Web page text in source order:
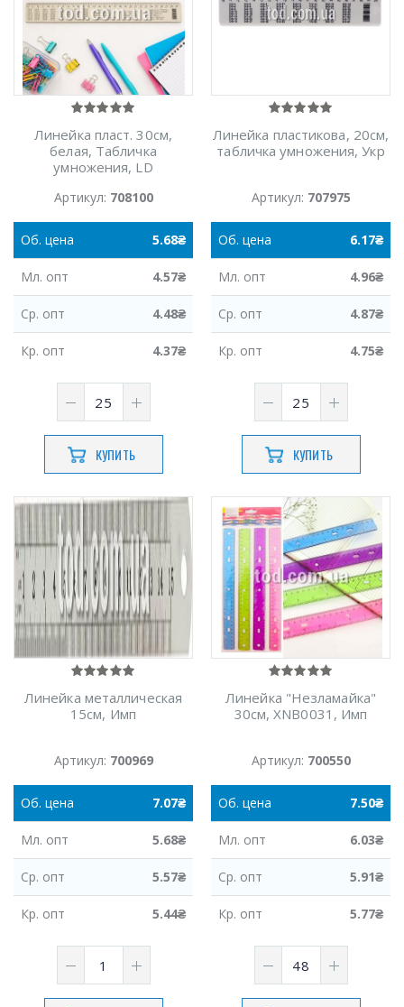
Линейка пласт. 30см,
белая, Табличка
умножения, LD
Артикул: 708100
Об. цена 5.68₴
Мл. опт 4.57₴
Ср. опт 4.48₴
Кр. опт 4.37₴
КУПИТЬ
Линейка пластикова, 20см,
табличка умножения, Укр
Артикул: 707975
Об. цена 6.17₴
Мл. опт 4.96₴
Ср. опт 4.87₴
Кр. опт 4.75₴
КУПИТЬ
Линейка металлическая
15см, Имп
Артикул: 700969
Об. цена 7.07₴
Мл. опт 5.68₴
Ср. опт 5.57₴
Кр. опт 5.44₴
Линейка "Незламайка"
30см, XNB0031, Имп
Артикул: 700550
Об. цена 7.50₴
Мл. опт 6.03₴
Ср. опт 5.91₴
Кр. опт 5.77₴